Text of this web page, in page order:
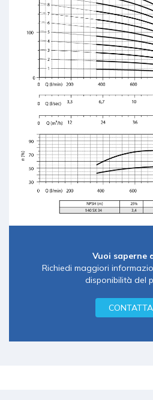
Vuoi saperne
Richiedi maggiori
disponibilità del